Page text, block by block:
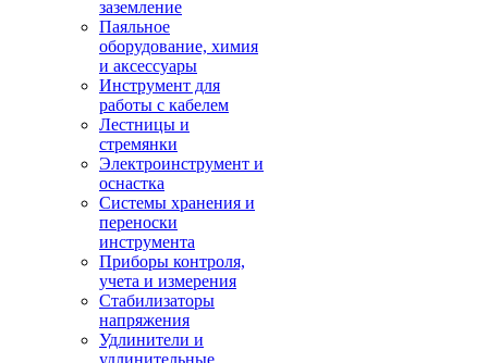
заземление
Паяльное
оборудование, химия
и аксессуары
Инструмент для
работы с кабелем
Лестницы и
стремянки
Электроинструмент и
оснастка
Системы хранения и
переноски
инструмента
Приборы контроля,
учета и измерения
Стабилизаторы
напряжения
Удлинители и
удлинительные